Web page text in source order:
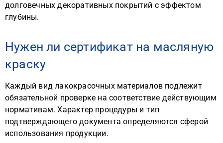
долговечных декоративных покрытий с эффектом
глубины.
Нужен ли сертификат на масляную
краску
Каждый вид лакокрасочных материалов подлежит
обязательной проверке на соответствие действующим
нормативам. Характер процедуры и тип
подтверждающего документа определяются сферой
использования продукции.